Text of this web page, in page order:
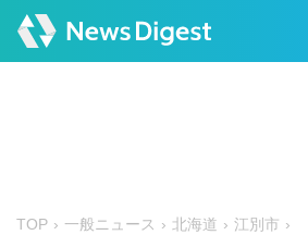
TOP 一般ニュース 北海道 江別市